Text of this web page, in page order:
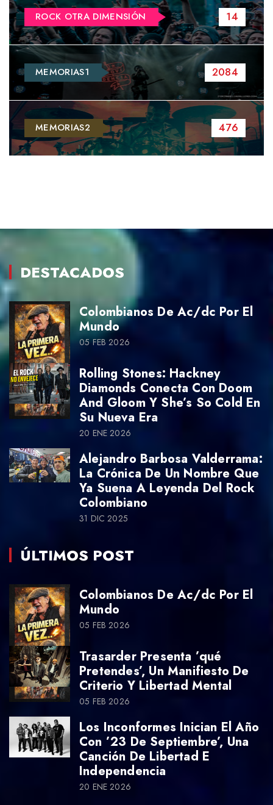
ROCK OTRA DIMENSIÓN 14
MEMORIAS1 2084
MEMORIAS2 476
DESTACADOS
Colombianos De Ac/dc Por El
Mundo
05 FEB 2026
Rolling Stones: Hackney
Diamonds Conecta Con Doom
And Gloom Y She’s So Cold En
Su Nueva Era
20 ENE 2026
Alejandro Barbosa Valderrama:
La Crónica De Un Nombre Que
Ya Suena A Leyenda Del Rock
Colombiano
31 DIC 2025
ÚLTIMOS POST
Colombianos De Ac/dc Por El
Mundo
05 FEB 2026
Trasarder Presenta ’qué
Pretendes’, Un Manifiesto De
Criterio Y Libertad Mental
05 FEB 2026
Los Inconformes Inician El Año
Con ’23 De Septiembre’, Una
Canción De Libertad E
Independencia
20 ENE 2026